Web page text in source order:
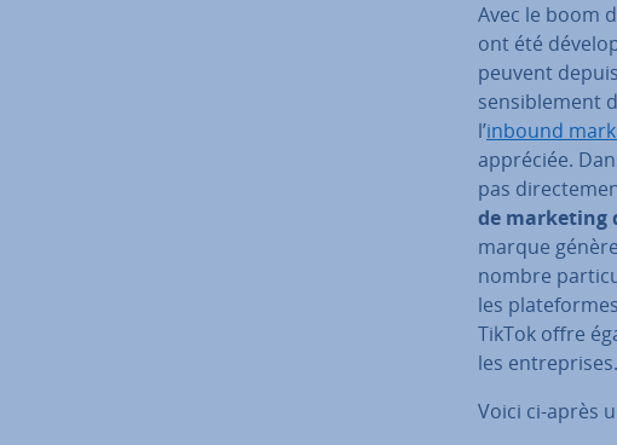
Avec le boom
ont été
peuvent
sen­si­ble­ment
l’inbound
appréciée.
pas
de marketing
marque
nombre
les
TikTok offre
les en­tre­prises.
Voici ci-après